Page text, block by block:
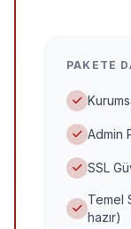
PAKETE
Admin
SSL
Temel
hazır)